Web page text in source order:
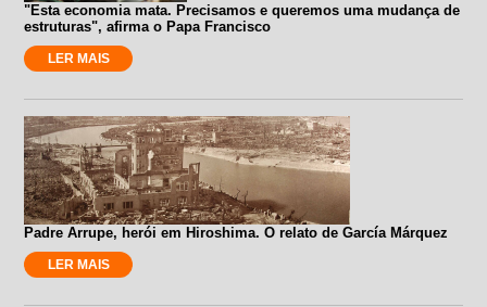
"Esta economia mata. Precisamos e queremos uma mudança de
estruturas", afirma o Papa Francisco
LER MAIS
Padre Arrupe, herói em Hiroshima. O relato de García Márquez
LER MAIS